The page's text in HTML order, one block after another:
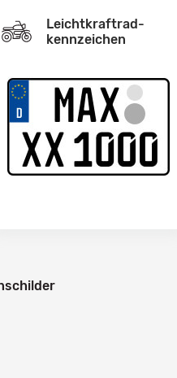
Leichtkraftrad­
kennzeichen